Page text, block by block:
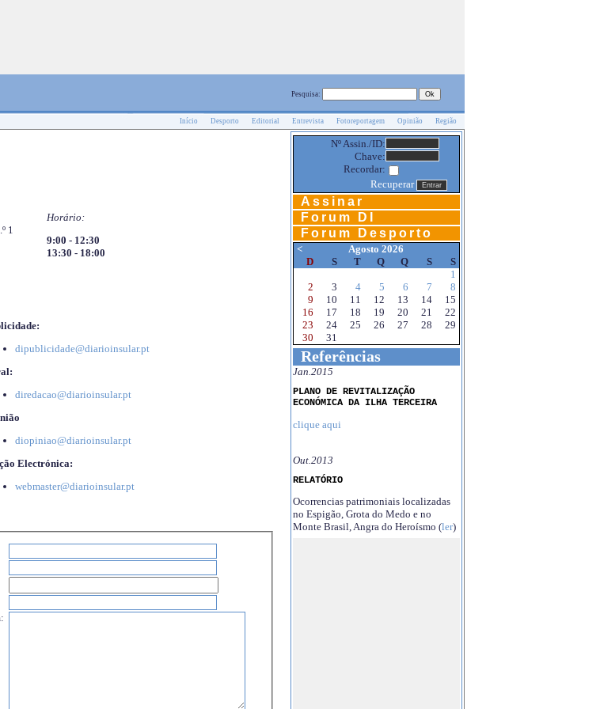
Pesquisa:
Início Desporto Editorial Entrevista Fotoreportagem Opinião Região
1
Horário:
9:00 - 12:30
13:30 - 18:00
dipublicidade@diarioinsular.pt
diredacao@diarioinsular.pt
diopiniao@diarioinsular.pt
Electrónica:
webmaster@diarioinsular.pt
Nº Assin./ID:
Chave:
Recordar:
Recuperar
Assinar
Forum DI
Forum Desporto
<
Agosto 2026
D
S T Q Q S
S
1
2
3 4 5 6 7
8
9
10 11 12 13 14
15
16
17 18 19 20 21
22
23
24 25 26 27 28
29
30
31
Referências
Jan.2015
PLANO DE REVITALIZAÇÃO
ECONÓMICA DA ILHA TERCEIRA
clique aqui
Out.2013
RELATÓRIO
Ocorrencias patrimoniais localizadas
no Espigão, Grota do Medo e no
Monte Brasil, Angra do Heroísmo (ler)